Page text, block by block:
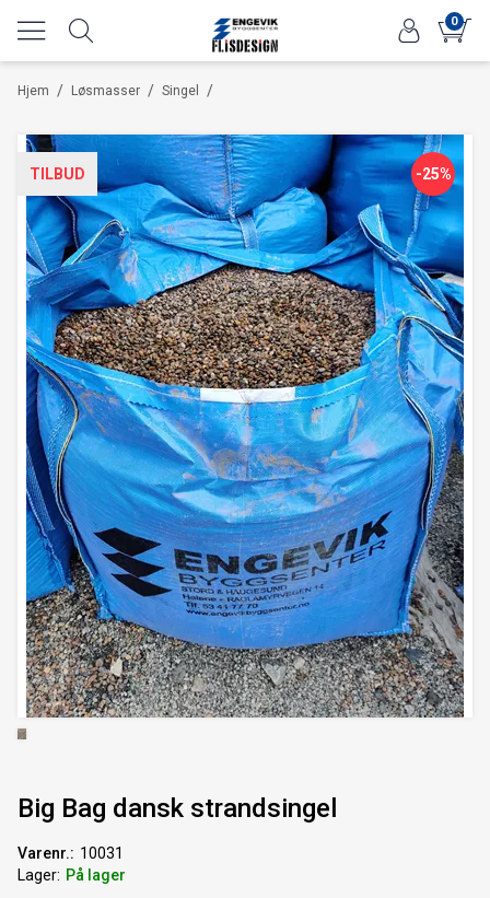
0
/
Hjem /
Løsmasser /
Singel
TILBUD -25%
Big Bag dansk strandsingel
Varenr.
10031
Lager
På lager